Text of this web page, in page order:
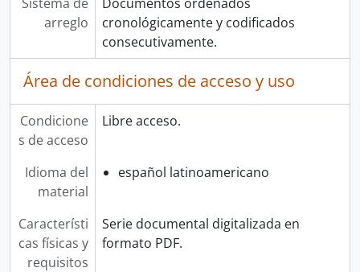
arreglo
cronológicamente y codificados
consecutivamente.
Área de condiciones de acceso y uso
Condicione
s de acceso
Libre acceso.
Idioma del
material
español latinoamericano
Característi
cas físicas y
requisitos
Serie documental digitalizada en
formato PDF.